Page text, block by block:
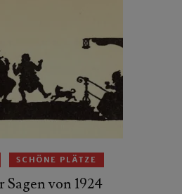
SCHÖNE PLÄTZE
Sagen von 1924